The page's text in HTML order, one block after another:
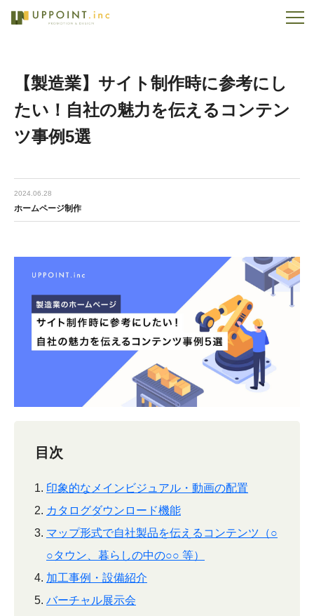
【製造業】サイト制作時に参考にし
たい！自社の魅力を伝えるコンテン
ツ事例5選
2024.06.28
ホームページ制作
目次
印象的なメインビジュアル・動画の配置
カタログダウンロード機能
マップ形式で自社製品を伝えるコンテンツ（○
○タウン、暮らしの中の○○ 等）
加工事例・設備紹介
バーチャル展示会